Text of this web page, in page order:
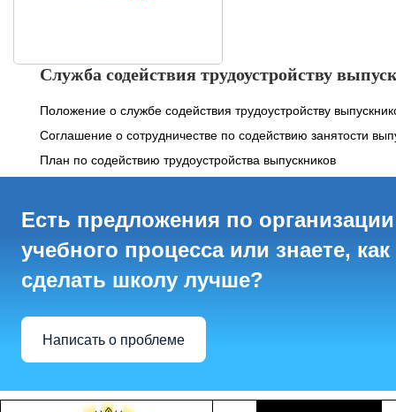
Служба содействия трудоустройству
Положение о службе содействия трудоустройству
Соглашение о сотрудничестве по содействию занятости
План по содействию трудоустройства выпускников
Есть предложения по организации
учебного процесса или знаете, как
сделать школу лучше?
Написать о проблеме